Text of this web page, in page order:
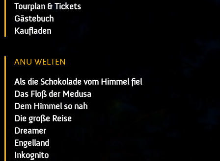
Tourplan & Tickets
Gästebuch
Kaufladen
ANU WELTEN
Als die Schokolade vom Himmel fiel
Das Floß der Medusa
Dem Himmel so nah
Die große Reise
Dreamer
Engelland
Inkognito